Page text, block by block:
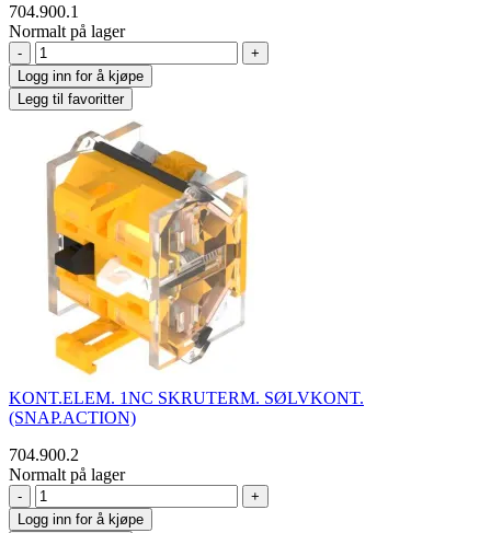
704.900.1
Normalt på lager
-
+
Logg inn for å kjøpe
Legg til favoritter
KONT.ELEM. 1NC SKRUTERM. SØLVKONT.
(SNAP.ACTION)
704.900.2
Normalt på lager
-
+
Logg inn for å kjøpe